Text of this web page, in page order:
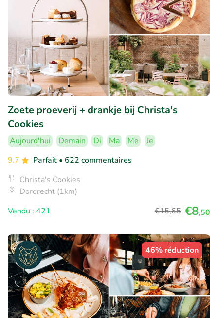
Zoete proeverij + drankje bij Christa's
Cookies
Aujourd'hui Demain Di Ma Me
Je
9.7
Parfait • 622 commentaires
Christa's Cookies
Dordrecht (1km)
Vendu : 421
€15,65 €8,50
46% réduction